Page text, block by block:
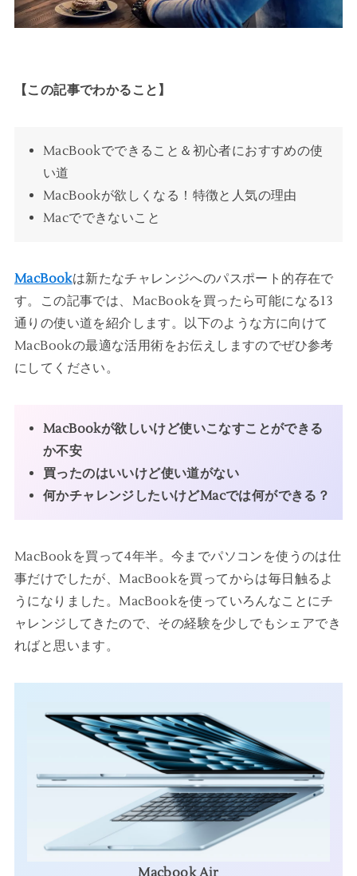
【この記事でわかること】
MacBookでできること＆初心者におすすめの使
い道
MacBookが欲しくなる！特徴と人気の理由
Macでできないこと
MacBookは新たなチャレンジへのパスポート的存在で
す。この記事では、MacBookを買ったら可能になる13
通りの使い道を紹介します。以下のような方に向けて
MacBookの最適な活用術をお伝えしますのでぜひ参考
にしてください。
MacBookが欲しいけど使いこなすことができる
か不安
買ったのはいいけど使い道がない
何かチャレンジしたいけどMacでは何ができる？
MacBookを買って4年半。今までパソコンを使うのは仕
事だけでしたが、MacBookを買ってからは毎日触るよ
うになりました。MacBookを使っていろんなことにチ
ャレンジしてきたので、その経験を少しでもシェアでき
ればと思います。
Macbook Air